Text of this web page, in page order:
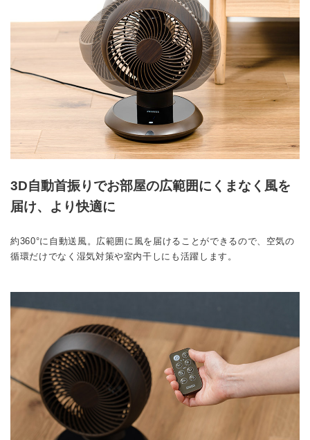
3D自動首振りでお部屋の広範囲にくまなく風を
届け、より快適に
約360°に自動送風。広範囲に風を届けることができるので、空気の
循環だけでなく湿気対策や室内干しにも活躍します。